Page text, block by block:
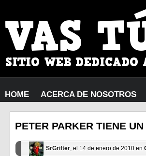
HOME ACERCA DE NOSOTROS
PETER PARKER TIENE
SrGrifter, el 14 de enero de 2010 en